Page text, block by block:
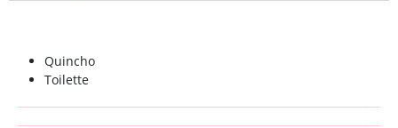
Quincho
Toilette